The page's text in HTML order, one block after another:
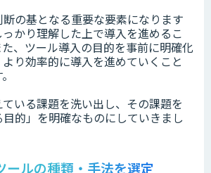
の基となる重要な要素になります
かり理解した上で導入を進めるこ
、ツール導入の目的を事前に明確化
り効率的に導入を進めていくこと
いる課題を洗い出し、その課題を
的」を明確なものにしていきまし
ールの種類・手法を選定